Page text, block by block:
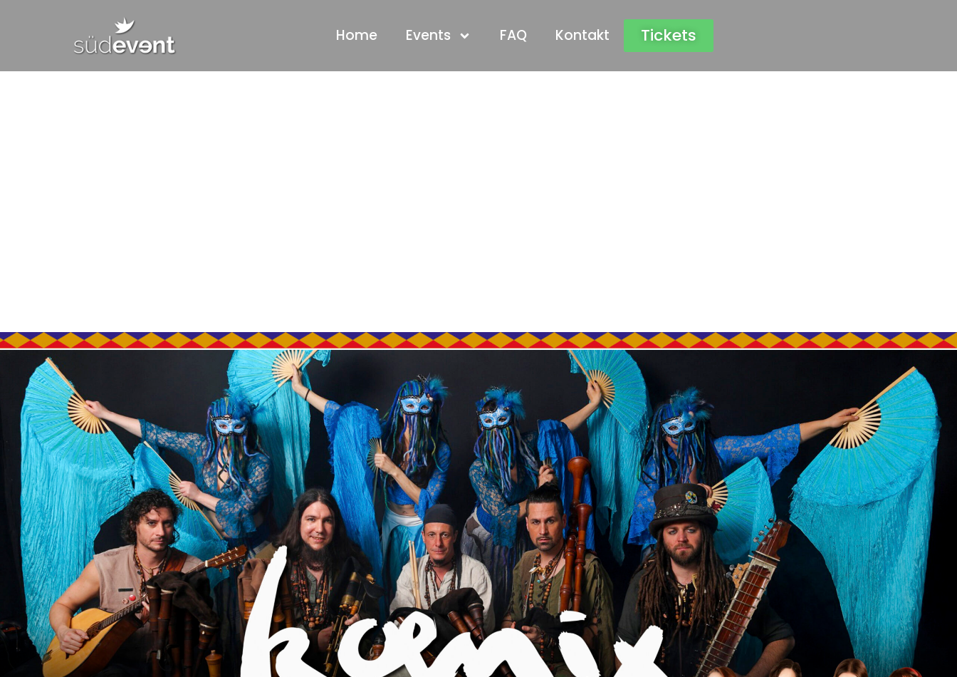
Home Events FAQ Kontakt Tickets